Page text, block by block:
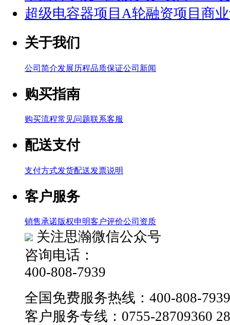
超级电容器项目A轮融资项目商
关于我们
公司简介发展历程品质保证公司新闻
购买指南
购买流程常见问题联系客服
配送支付
支付方式发货配送发票说明
客户服务
销售承诺版权申明客户评价公司资质
关注思瀚微信公众号
咨询电话：
400-808-7939
全国免费服务热线：400-808-7939
客户服务专线：0755-28709360